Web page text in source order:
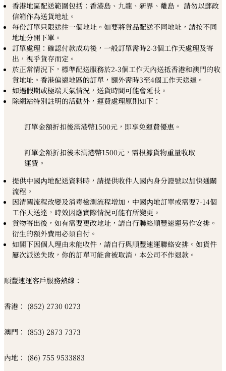
香港地區配送範圍包括：香港島、九龍、新界、離島。 請勿以郵政
信箱作為送貨地址。
每份訂單只限送往一個地址。如要將貨品配送不同地址，請按不同
地址分開下單。
訂單處理：確認付款成功後，一般訂單需時2-3個工作天處理及寄
出，視乎貨存而定。
於正常情況下，標準配送服務於2-3個工作天內送抵香港和澳門的收
貨地址。香港偏遠地區的訂單，額外需時3至4個工作天送達。
如遇假期或極端天氣情況，送貨時間可能會延長。
除網站特別註明的活動外，運費處理原則如下：
訂單金額折扣後滿港幣1500元，即享免運費優惠。
訂單金額折扣後未滿港幣1500元，需根據貨物重量收取
運費。
提供中國内地配送資料時，請提供收件人國內身分證號以加快通關
流程。
因清關流程改變及消毒檢測流程增加，中國内地訂單或需要7-14個
工作天送達，時效因應實際情況可能有所變更。
貨物寄出後，如有需要更改地址，請自行聯絡順豐速運另作安排。
衍生的額外費用必須自付。
如閣下因個人理由未能收件，請自行與順豐速運聯絡安排。如貨件
屢次派送失敗，你的訂單可能會被取消，本公司不作退款。
順豐速運客戶服務熱線：
香港： (852) 2730 0273
澳門： (853) 2873 7373
內地： (86) 755 9533883